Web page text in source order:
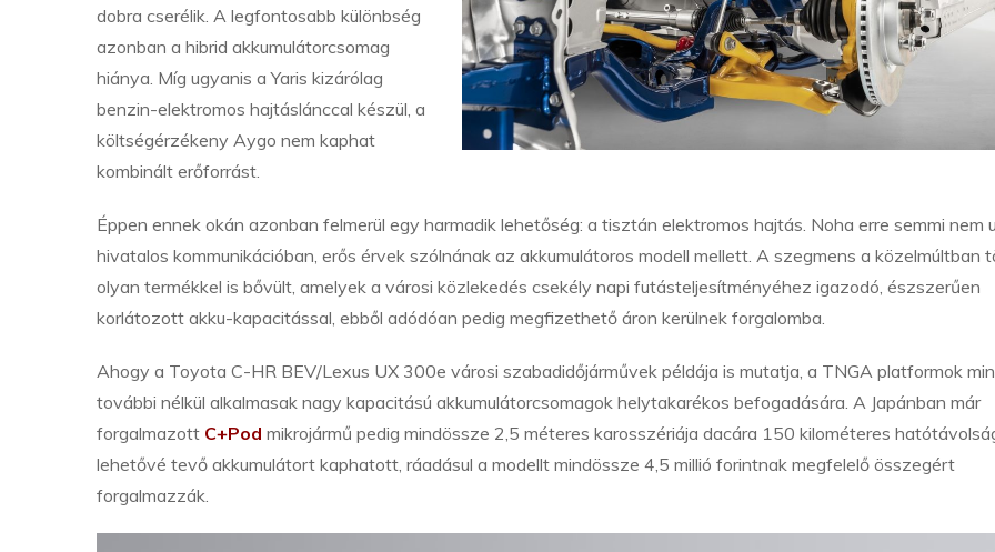
dobra cserélik. A legfontosabb különbség
azonban a hibrid akkumulátorcsomag
hiánya. Míg ugyanis a Yaris kizárólag
benzin-elektromos hajtáslánccal készül, a
költségérzékeny Aygo nem kaphat
kombinált erőforrást.
Éppen ennek okán azonban felmerül egy harmadik lehetőség: a tisztán elektromos hajtás. Noha erre semmi nem
hivatalos kommunikációban, erős érvek szólnának az akkumulátoros modell mellett. A szegmens a közelmúltban
olyan termékkel is bővült, amelyek a városi közlekedés csekély napi futásteljesítményéhez igazodó, észszerűen
korlátozott akku-kapacitással, ebből adódóan pedig megfizethető áron kerülnek forgalomba.
Ahogy a Toyota C-HR BEV/Lexus UX 300e városi szabadidőjárművek példája is mutatja, a TNGA platformok
további nélkül alkalmasak nagy kapacitású akkumulátorcsomagok helytakarékos befogadására. A Japánban már
forgalmazott C+Pod mikrojármű pedig mindössze 2,5 méteres karosszériája dacára 150 kilométeres
lehetővé tevő akkumulátort kaphatott, ráadásul a modellt mindössze 4,5 millió forintnak megfelelő összegért
forgalmazzák.